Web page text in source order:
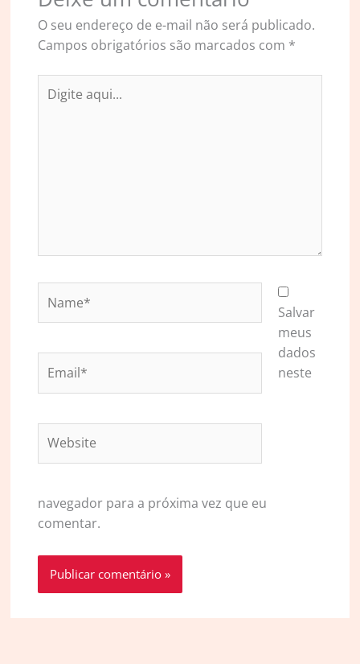
O seu endereço de e-mail não será publicado.
Campos obrigatórios são marcados com *
aqui...
Salvar
meus
dados
neste
navegador para a próxima vez que eu
comentar.